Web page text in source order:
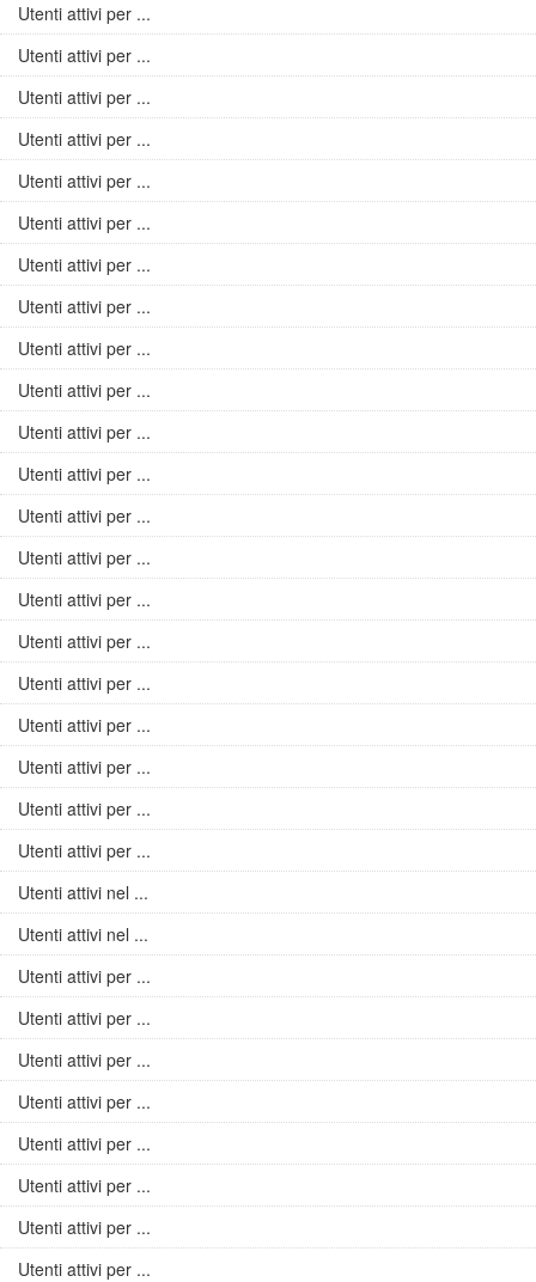
Utenti attivi per ...
Utenti attivi per ...
Utenti attivi per ...
Utenti attivi per ...
Utenti attivi per ...
Utenti attivi per ...
Utenti attivi per ...
Utenti attivi per ...
Utenti attivi per ...
Utenti attivi per ...
Utenti attivi per ...
Utenti attivi per ...
Utenti attivi per ...
Utenti attivi per ...
Utenti attivi per ...
Utenti attivi per ...
Utenti attivi per ...
Utenti attivi per ...
Utenti attivi per ...
Utenti attivi per ...
Utenti attivi per ...
Utenti attivi nel ...
Utenti attivi nel ...
Utenti attivi per ...
Utenti attivi per ...
Utenti attivi per ...
Utenti attivi per ...
Utenti attivi per ...
Utenti attivi per ...
Utenti attivi per ...
Utenti attivi per ...